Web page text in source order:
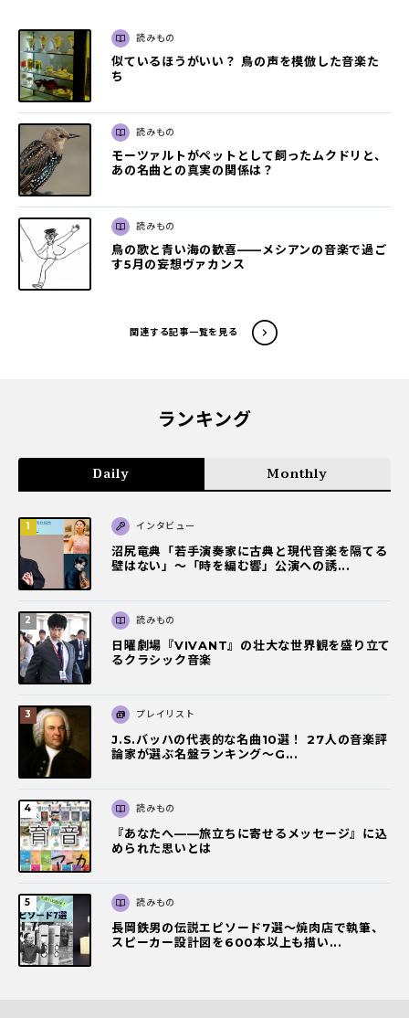
読みもの
似ているほうがいい？ 鳥の声を模倣した音楽た
ち
読みもの
モーツァルトがペットとして飼ったムクドリと、
あの名曲との真実の関係は？
読みもの
鳥の歌と青い海の歓喜――メシアンの音楽で過ご
す5月の妄想ヴァカンス
関連する記事一覧を見る
ランキング
Daily Monthly
インタビュー
沼尻竜典「若手演奏家に古典と現代音楽を隔てる
壁はない」～「時を編む響」公演への誘...
読みもの
日曜劇場『VIVANT』の壮大な世界観を盛り立て
るクラシック音楽
プレイリスト
J.S.バッハの代表的な名曲10選！ 27人の音楽評
論家が選ぶ名盤ランキング〜G...
読みもの
『あなたへ――旅立ちに寄せるメッセージ』に込
められた思いとは
読みもの
長岡鉄男の伝説エピソード7選〜焼肉店で執筆、
スピーカー設計図を600本以上も描い...